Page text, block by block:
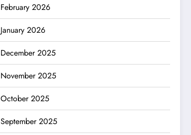
February 2026
January 2026
December 2025
November 2025
October 2025
September 2025